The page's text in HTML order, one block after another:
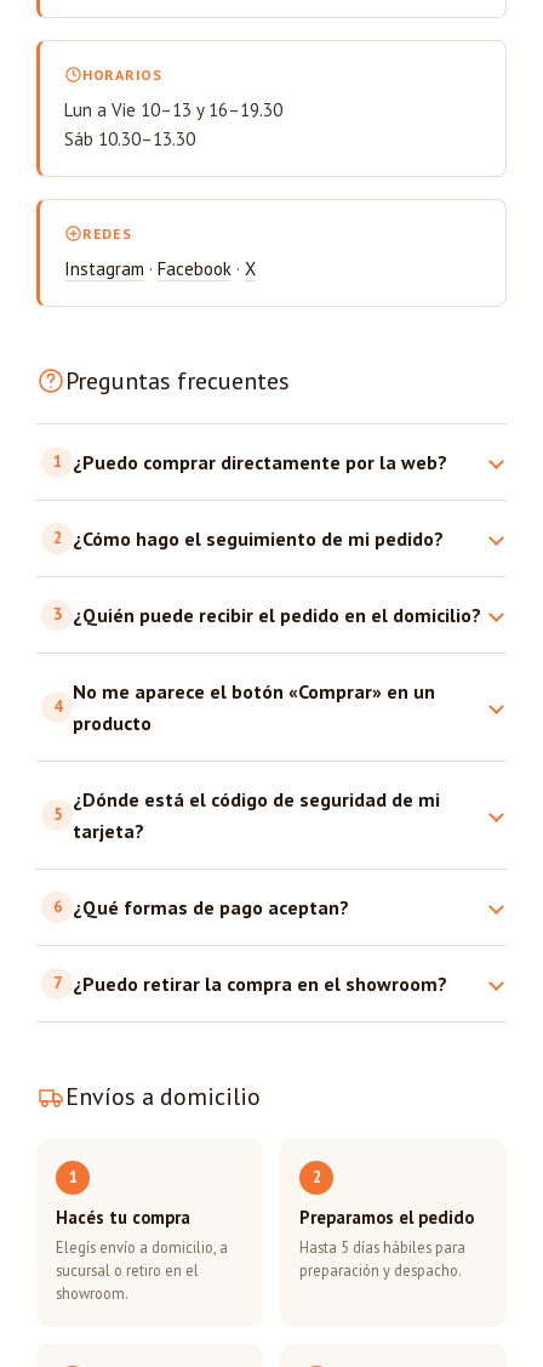
HORARIOS
Lun a Vie 10–13 y 16–19.30
Sáb 10.30–13.30
REDES
Instagram · Facebook · X
Preguntas frecuentes
1 ¿Puedo comprar directamente por la web?
2 ¿Cómo hago el seguimiento de mi pedido?
3 ¿Quién puede recibir el pedido en el domicilio?
4
No me aparece el botón «Comprar» en un
producto
5
¿Dónde está el código de seguridad de mi
tarjeta?
6 ¿Qué formas de pago aceptan?
7 ¿Puedo retirar la compra en el showroom?
Envíos a domicilio
1
Hacés tu compra
Elegís envío a domicilio, a
sucursal o retiro en el
showroom.
2
Preparamos el pedido
Hasta 5 días hábiles para
preparación y despacho.